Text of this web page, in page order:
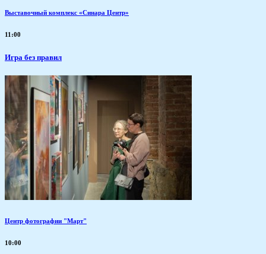
Выставочный комплекс «Синара Центр»
11:00
​Игра без правил
Центр фотографии "Март"
10:00